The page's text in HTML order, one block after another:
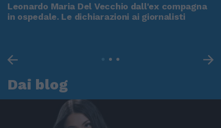
Leonardo Maria Del Vecchio dall'ex compagna
in ospedale. Le dichiarazioni ai giornalisti
Dai blog